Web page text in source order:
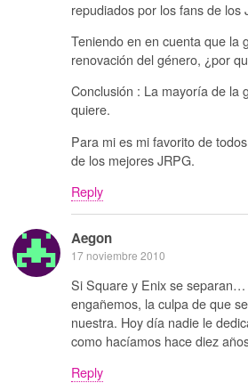
repudiados por los fans de los
Teniendo en en cuenta que la
renovación del género, ¿por
Conclusión : La mayoría de la
quiere.
Para mi es mi favorito de
de los mejores JRPG.
Reply
Aegon
17 noviembre 2010
Si Square y Enix se
engañemos, la culpa de que
nuestra. Hoy día nadie le
como hacíamos hace diez
Reply